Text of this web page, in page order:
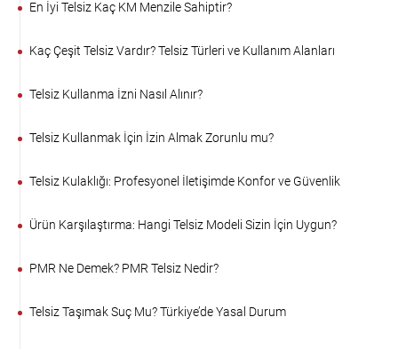
En İyi Telsiz Kaç KM Menzile Sahiptir?
Kaç Çeşit Telsiz Vardır? Telsiz Türleri ve Kullanım Alanları
Telsiz Kullanma İzni Nasıl Alınır?
Telsiz Kullanmak İçin İzin Almak Zorunlu mu?
Telsiz Kulaklığı: Profesyonel İletişimde Konfor ve Güvenlik
Ürün Karşılaştırma: Hangi Telsiz Modeli Sizin İçin Uygun?
PMR Ne Demek? PMR Telsiz Nedir?
Telsiz Taşımak Suç Mu? Türkiye’de Yasal Durum